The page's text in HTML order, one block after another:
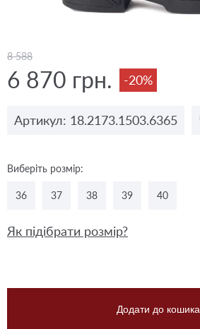
8 588
6 870 грн. -20%
Артикул: 18.2173.1503.6365
Виберіть розмір:
36 37 38 39 40
Як підібрати розмір?
Додати до кошика